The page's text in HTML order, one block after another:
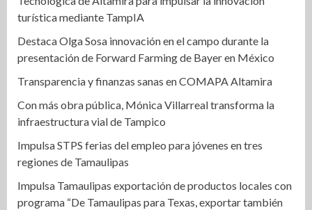
turística mediante TampIA
Destaca Olga Sosa innovación en el campo durante la
presentación de Forward Farming de Bayer en México
Transparencia y finanzas sanas en COMAPA Altamira
Con más obra pública, Mónica Villarreal transforma la
infraestructura vial de Tampico
Impulsa STPS ferias del empleo para jóvenes en tres
regiones de Tamaulipas
Impulsa Tamaulipas exportación de productos locales con
programa “De Tamaulipas para Texas, exportar también